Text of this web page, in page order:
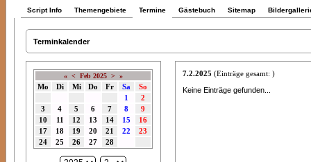
Script Info Themengebiete Termine Gästebuch Sitemap
Terminkalender
« < Feb 2025 > »
Mo Di Mi Do Fr Sa
So
1
2
3
4 5 6 7 8
9
10
11 12 13 14 15
16
17
18 19 20 21 22
23
24
25 26 27 28
7.2.2025 (Einträge gesamt: )
Keine Einträge gefunden...